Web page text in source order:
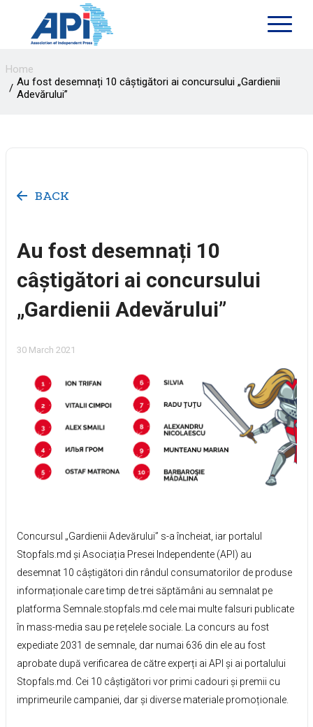
Home
Au fost desemnați 10 câștigători ai concursului „Gardienii
Adevărului”
BACK
Au fost desemnați 10
câștigători ai concursului
„Gardienii Adevărului”
30 March 2021
Concursul „Gardienii Adevărului” s-a încheiat, iar portalul
Stopfals.md și Asociația Presei Independente (API) au
desemnat 10 câștigători din rândul consumatorilor de produse
informaționale care timp de trei săptămâni au semnalat pe
platforma Semnale.stopfals.md cele mai multe falsuri publicate
în mass-media sau pe rețelele sociale. La concurs au fost
expediate 2031 de semnale, dar numai 636 din ele au fost
aprobate după verificarea de către experți ai API și ai portalului
Stopfals.md. Cei 10 câștigători vor primi cadouri și premii cu
imprimeurile campaniei, dar și diverse materiale promoționale.